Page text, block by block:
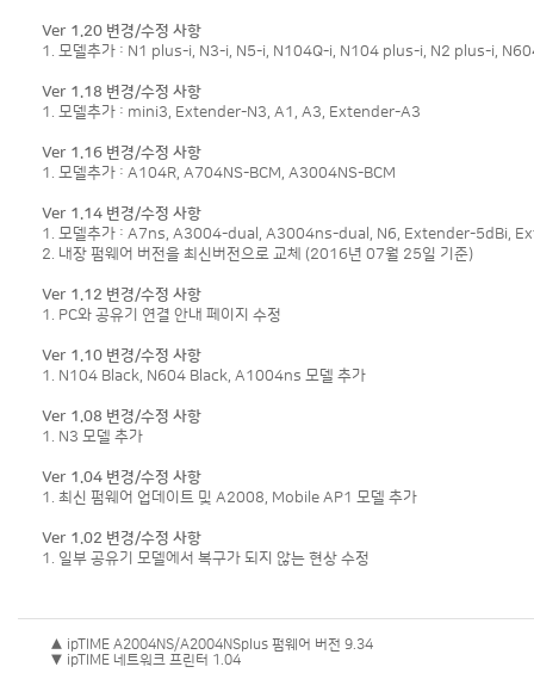
Ver 1.20 변경/수정 사항
1. 모델추가 : N1 plus-i, N3-i, N5-i, N104Q-i, N104 plus-i, N2 plus-i,
Ver 1.18 변경/수정 사항
1. 모델추가 : mini3, Extender-N3, A1, A3, Extender-A3
Ver 1.16 변경/수정 사항
1. 모델추가 : A104R, A704NS-BCM, A3004NS-BCM
Ver 1.14 변경/수정 사항
1. 모델추가 : A7ns, A3004-dual, A3004ns-dual, N6, Extender-5dBi,
2. 내장 펌웨어 버전을 최신버전으로 교체 (2016년 07월 25일 기준)
Ver 1.12 변경/수정 사항
1. PC와 공유기 연결 안내 페이지 수정
Ver 1.10 변경/수정 사항
1. N104 Black, N604 Black, A1004ns 모델 추가
Ver 1.08 변경/수정 사항
1. N3 모델 추가
Ver 1.04 변경/수정 사항
1. 최신 펌웨어 업데이트 및 A2008, Mobile AP1 모델 추가
Ver 1.02 변경/수정 사항
1. 일부 공유기 모델에서 복구가 되지 않는 현상 수정
▲ ipTIME A2004NS/A2004NSplus 펌웨어 버전 9.34
▼ ipTIME 네트워크 프린터 1.04